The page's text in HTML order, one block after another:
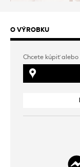
O VÝROBKU
Chcete kúpiť alebo